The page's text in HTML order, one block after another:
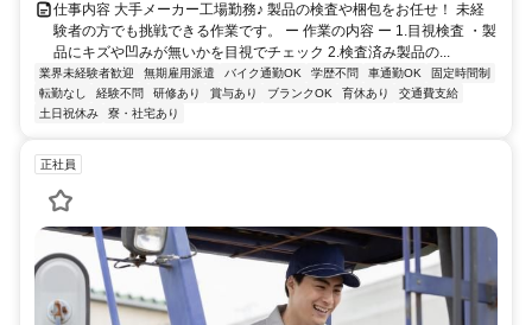
仕事内容 大手メーカー工場勤務♪ 製品の検査や梱包をお任せ！ 未経
験者の方でも挑戦できる作業です。 ー 作業の内容 ー 1.目視検査 ・製
品にキズや凹みが無いかを目視でチェック 2.検査済み製品の...
業界未経験者歓迎 無期雇用派遣 バイク通勤OK 学歴不問 車通勤OK
固定時間制
転勤なし
経験不問 研修あり 賞与あり ブランクOK 育休あり
交通費支給
土日祝休み
寮・社宅あり
正社員